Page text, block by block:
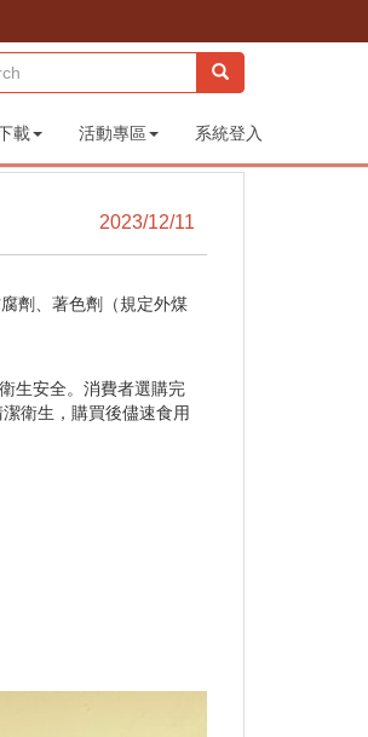
載 活動專區 系統登入
2023/12/11
劑、著色劑（規定外煤
生安全。消費者選購完
衛生，購買後儘速食用